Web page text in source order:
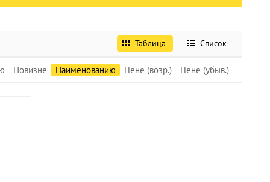
Таблица Список
Новизне Наименованию Цене (возр.) Цене (убыв.)